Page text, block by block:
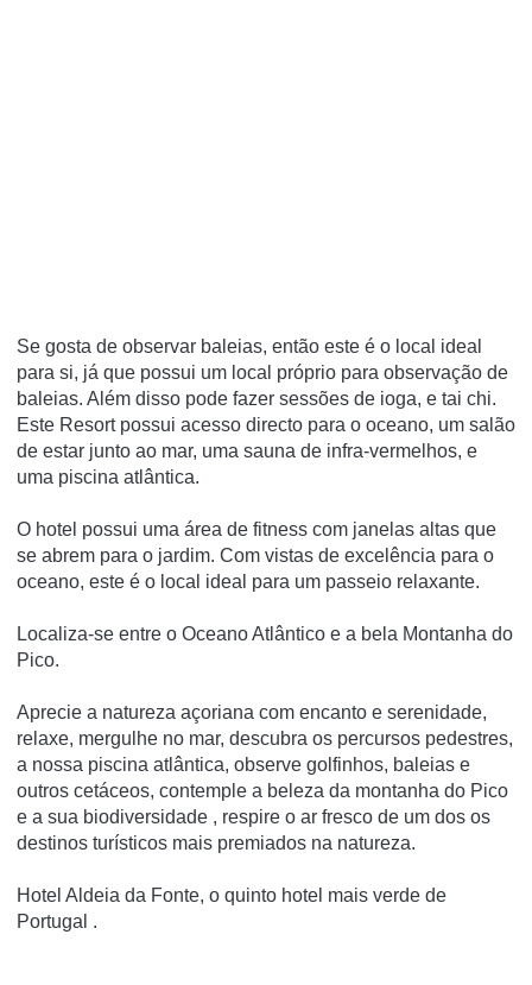
Se gosta de observar baleias, então este é o local ideal
para si, já que possui um local próprio para observação de
baleias. Além disso pode fazer sessões de ioga, e tai chi.
Este Resort possui acesso directo para o oceano, um salão
de estar junto ao mar, uma sauna de infra-vermelhos, e
uma piscina atlântica.
O hotel possui uma área de fitness com janelas altas que
se abrem para o jardim. Com vistas de excelência para o
oceano, este é o local ideal para um passeio relaxante.
Localiza-se entre o Oceano Atlântico e a bela Montanha do
Pico.
Aprecie a natureza açoriana com encanto e serenidade,
relaxe, mergulhe no mar, descubra os percursos pedestres,
a nossa piscina atlântica, observe golfinhos, baleias e
outros cetáceos, contemple a beleza da montanha do Pico
e a sua biodiversidade , respire o ar fresco de um dos os
destinos turísticos mais premiados na natureza.
Hotel Aldeia da Fonte, o quinto hotel mais verde de
Portugal .